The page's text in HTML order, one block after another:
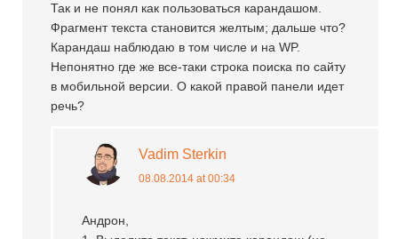
Так и не понял как пользоваться карандашом.
Фрагмент текста становится желтым; дальше что?
Карандаш наблюдаю в том числе и на WP.
Непонятно где же все-таки строка поиска по сайту
в мобильной версии. О какой правой панели идет
речь?
Vadim Sterkin
08.08.2014 at 00:34
Андрон,